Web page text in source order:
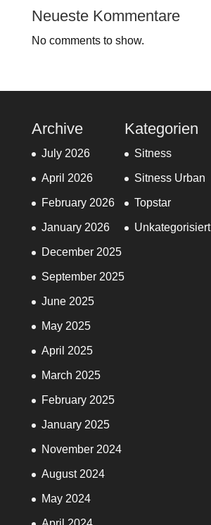
Neueste Kommentare
No comments to show.
Archive
July 2026
April 2026
February 2026
January 2026
December 2025
September 2025
June 2025
May 2025
April 2025
March 2025
February 2025
January 2025
November 2024
August 2024
May 2024
Kategorien
Sitness
Sitness Urban
Topstar
Unkategorisiert